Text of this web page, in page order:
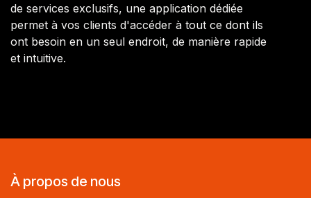
de services exclusifs, une application dédiée
permet à vos clients d'accéder à tout ce dont ils
ont besoin en un seul endroit, de manière rapide
et intuitive.
À propos de nous